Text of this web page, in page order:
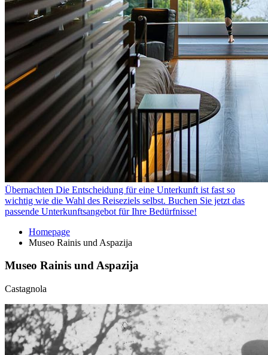
Übernachten Die Entscheidung für eine Unterkunft ist fast so
wichtig wie die Wahl des Reiseziels selbst. Buchen Sie jetzt das
passende Unterkunftsangebot für Ihre Bedürfnisse!
Homepage
Museo Rainis und Aspazija
Museo Rainis und Aspazija
Castagnola